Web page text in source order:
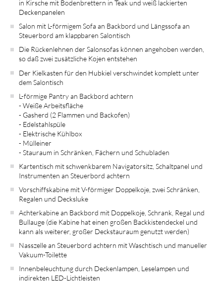
in Kirsche mit Bodenbrettern in Teak und weiß lackierten
Deckenpanelen
Salon mit L-förmigem Sofa an Backbord und Längssofa an
Steuerbord am klappbaren Salontisch
Die Rückenlehnen der Salonsofas können angehoben werden,
so daß zwei zusätzliche Kojen entstehen
Der Kielkasten für den Hubkiel verschwindet komplett unter
dem Salontisch
L-förmige Pantry an Backbord achtern
- Weiße Arbeitsfläche
- Gasherd (2 Flammen und Backofen)
- Edelstahlspüle
- Elektrische Kühlbox
- Mülleiner
- Stauraum in Schränken, Fächern und Schubladen
Kartentisch mit schwenkbarem Navigatorsitz, Schaltpanel und
Instrumenten an Steuerbord achtern
Vorschiffskabine mit V-förmiger Doppelkoje, zwei Schränken,
Regalen und Decksluke
Achterkabine an Backbord mit Doppelkoje, Schrank, Regal und
Bullauge (die Kabine hat einen großen Backkistendeckel und
kann als weiterer, großer Deckstauraum genutzt werden)
Nasszelle an Steuerbord achtern mit Waschtisch und manueller
Vakuum-Toilette
Innenbeleuchtung durch Deckenlampen, Leselampen und
indirekten LED-Lichtleisten